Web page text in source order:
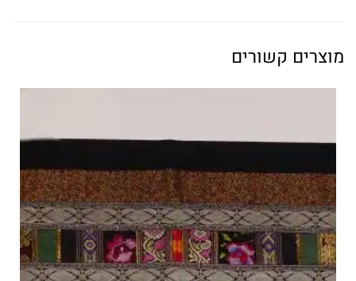
מוצרים קשורים